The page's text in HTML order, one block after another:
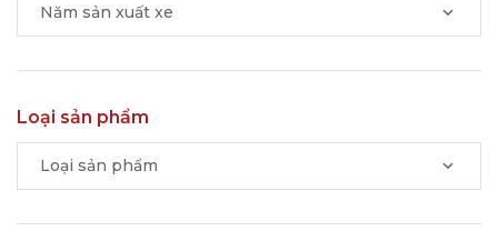
Năm sản xuất xe
Loại sản phẩm
Loại sản phẩm